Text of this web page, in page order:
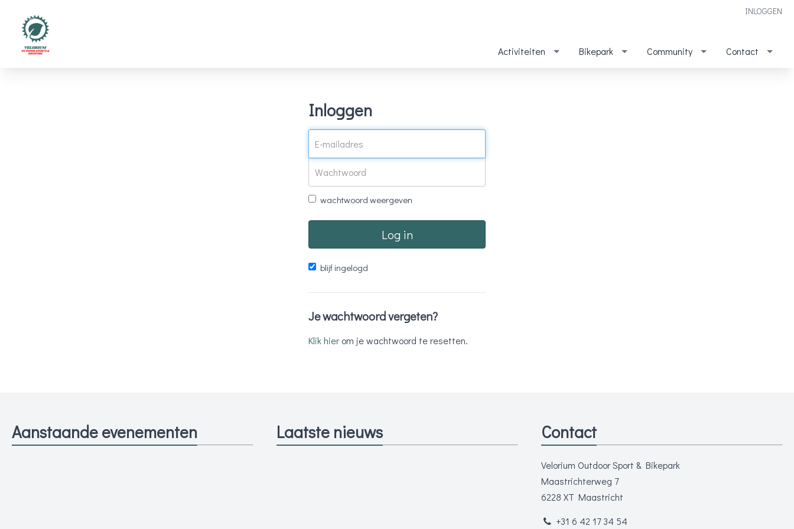
INLOGGEN
Activiteiten Bikepark Community Contact
Inloggen
wachtwoord weergeven
Log in
blijf ingelogd
Je wachtwoord vergeten?
Klik hierom je wachtwoord te resetten.
Aanstaande evenementen Laatste nieuws Contact
Velorium Outdoor Sport & Bikepark
Maastrichterweg 7
6228 XT Maastricht
+31 6 42 17 34 54